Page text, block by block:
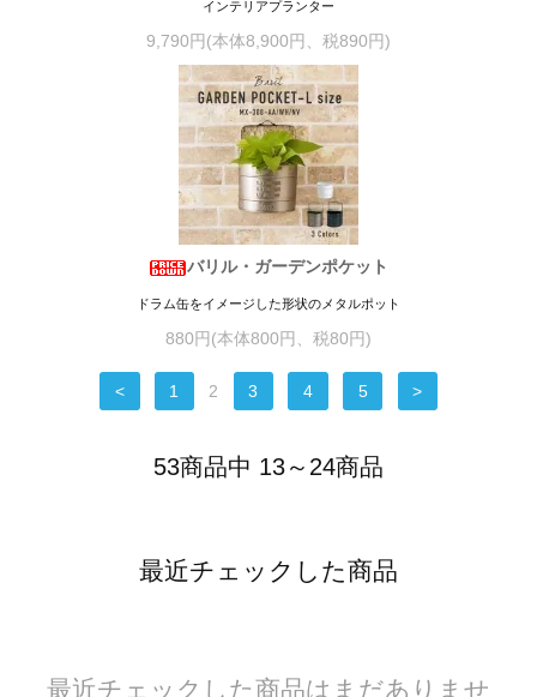
インテリアプランター
9,790円(本体8,900円、税890円)
バリル・ガーデンポケット
ドラム缶をイメージした形状のメタルポット
880円(本体800円、税80円)
< 1 2 3 4 5 >
53商品中 13～24商品
最近チェックした商品
最近チェックした商品はまだありませ